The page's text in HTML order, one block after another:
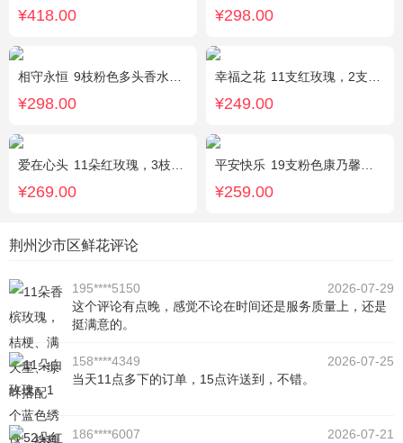
¥418.00 ¥298.00
相守永恒 9枝粉色多头香水百合，黄莺点缀，搭配剑叶。
¥298.00
幸福之花 11支红玫瑰，2支多头白香水百合，配草
¥249.00
爱在心头 11朵红玫瑰，3枝多头白香水百合，黄莺、绿叶搭配
¥269.00
平安快乐 19支粉色康乃馨，2支白色多头百合，搭配适量叶上黄金。
¥259.00
荆州沙市区鲜花评论
195****5150
2026-07-29
这个评论有点晚，感觉不论在时间还是服务质量上，还是
挺满意的。
158****4349
2026-07-25
当天11点多下的订单，15点许送到，不错。
186****6007
2026-07-21